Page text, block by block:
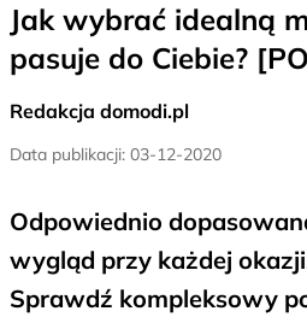
Jak wybrać idealną
pasuje do Ciebie?
Redakcja domodi.pl
Data publikacji: 03-12-2020
Odpowiednio
wygląd przy każdej
Sprawdź kompleksowy